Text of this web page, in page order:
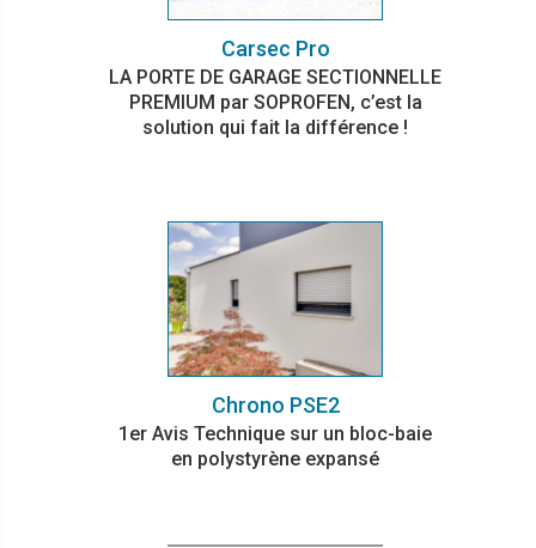
Carsec Pro
LA PORTE DE GARAGE SECTIONNELLE
PREMIUM par SOPROFEN, c’est la
solution qui fait la différence !
Chrono PSE2
1er Avis Technique sur un bloc-baie
en polystyrène expansé